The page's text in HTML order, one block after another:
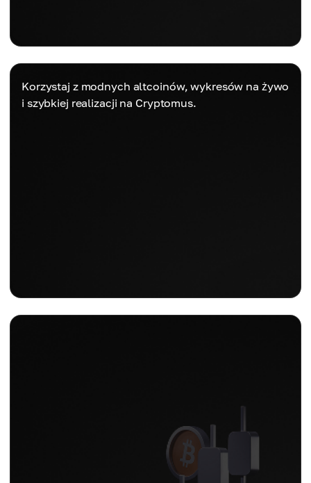
Korzystaj z modnych altcoinów, wykresów na żywo
i szybkiej realizacji na Cryptomus.